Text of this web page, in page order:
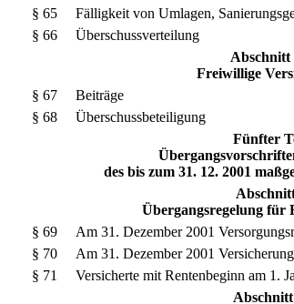
§ 65
Fälligkeit von Umlagen,
§ 66
Überschussverteilung
Freiwillige
§ 67
Beiträge
§ 68
Überschussbeteiligung
Fünfter
des bis zum 31. 12. 2001
Übergangsregelung für
§ 69
Am 31. Dezember 2001
§ 70
Am 31. Dezember 2001
§ 71
Versicherte mit Rentenbeginn am 1.